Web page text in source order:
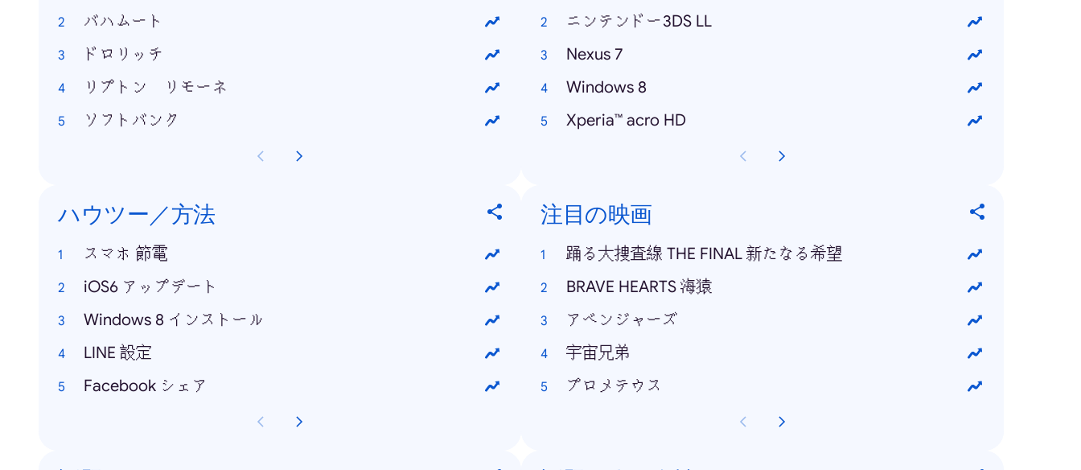
バハムート
ドロリッチ
リプトン リモーネ
ソフトバンク
ニンテンドー3DS LL
Nexus 7
Windows 8
Xperia™ acro HD
ハウツー／方法
スマホ 節電
iOS6 アップデート
Windows 8 インストール
LINE 設定
Facebook シェア
注目の映画
踊る大捜査線 THE FINAL 新たなる希望
BRAVE HEARTS 海猿
アベンジャーズ
宇宙兄弟
プロメテウス